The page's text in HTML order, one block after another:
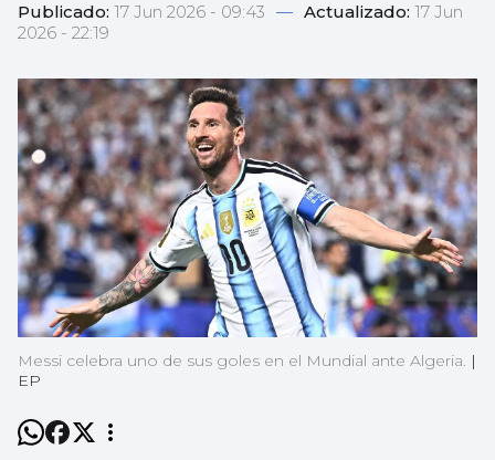
Publicado: 17 Jun 2026 - 09:43 — Actualizado: 17 Jun
2026 - 22:19
Messi celebra uno de sus goles en el Mundial ante Algeria. |
EP